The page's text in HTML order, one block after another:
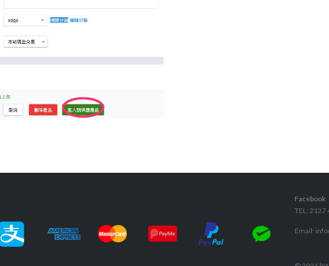
Facebook
TEL: 2127
Email: